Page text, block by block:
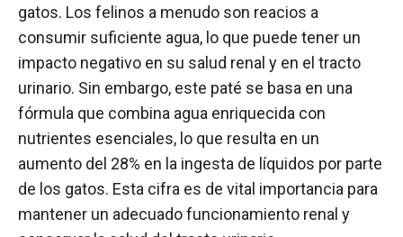
gatos. Los felinos a menudo son reacios a
consumir suficiente agua, lo que puede tener un
impacto negativo en su salud renal y en el tracto
urinario. Sin embargo, este paté se basa en una
fórmula que combina agua enriquecida con
nutrientes esenciales, lo que resulta en un
aumento del 28% en la ingesta de líquidos por parte
de los gatos. Esta cifra es de vital importancia para
mantener un adecuado funcionamiento renal y